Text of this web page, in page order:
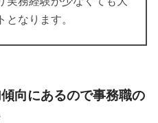
となります。
向にあるので事務職の